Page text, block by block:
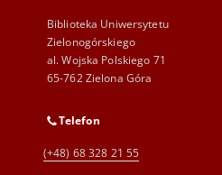
Biblioteka Uniwersytetu
Zielonogórskiego
al. Wojska Polskiego 71
65-762 Zielona Góra
Telefon
(+48) 68 328 21 55